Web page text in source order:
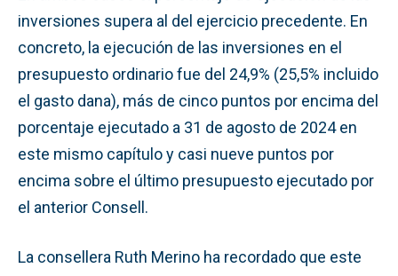
inversiones supera al del ejercicio precedente. En
concreto, la ejecución de las inversiones en el
presupuesto ordinario fue del 24,9% (25,5% incluido
el gasto dana), más de cinco puntos por encima del
porcentaje ejecutado a 31 de agosto de 2024 en
este mismo capítulo y casi nueve puntos por
encima sobre el último presupuesto ejecutado por
el anterior Consell.
La consellera Ruth Merino ha recordado que este